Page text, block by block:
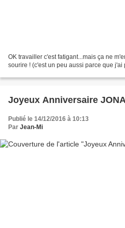
OK travailler c'est fatigant...mais ça ne
sourire ! (c'est un peu aussi parce que
Joyeux Anniversaire
Publié le 14/12/2016 à 10:13
Par Jean-Mi